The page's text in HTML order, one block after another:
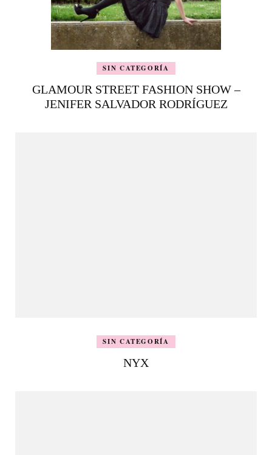
SIN CATEGORÍA
GLAMOUR STREET FASHION SHOW –
JENIFER SALVADOR RODRÍGUEZ
SIN CATEGORÍA
NYX